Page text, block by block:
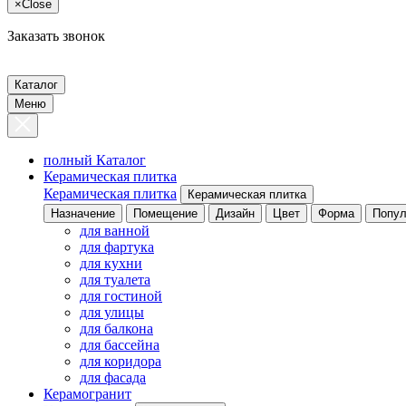
×Close
Заказать звонок
Каталог
Меню
полный Каталог
Керамическая плитка
Керамическая плитка
Керамическая плитка
Назначение
Помещение Дизайн Цвет Форма
для ванной
для фартука
для кухни
для туалета
для гостиной
для улицы
для балкона
для бассейна
для коридора
для фасада
Керамогранит